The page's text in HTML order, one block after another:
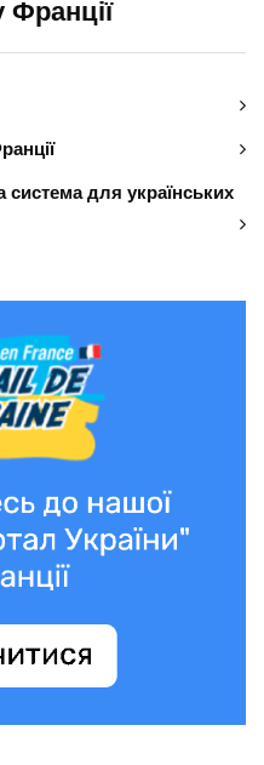
Франції
система для українських